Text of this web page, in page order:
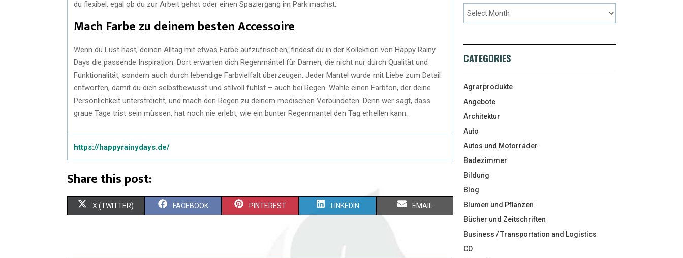
du flexibel, egal ob du zur Arbeit gehst oder einen Spaziergang im Park machst.
Mach Farbe zu deinem besten Accessoire
Wenn du Lust hast, deinen Alltag mit etwas Farbe aufzufrischen, findest du in der Kollektion von Happy Rainy
Days die passende Inspiration. Dort erwarten dich Regenmäntel für Damen, die nicht nur durch Qualität und
Funktionalität, sondern auch durch lebendige Farbvielfalt überzeugen. Jeder Mantel wurde mit Liebe zum Detail
entworfen, damit du dich selbstbewusst und stilvoll fühlst – auch bei Regen. Wähle einen Farbton, der deine
Persönlichkeit unterstreicht, und mach den Regen zu deinem modischen Verbündeten. Denn wer sagt, dass
graue Tage trist sein müssen, hat noch nie erlebt, wie ein bunter Regenmantel den Tag erhellen kann.
https://happyrainydays.de/
Share this post:
X (TWITTER) FACEBOOK PINTEREST LINKEDIN EMAIL
CATEGORIES
Agrarprodukte
Angebote
Architektur
Auto
Autos und Motorräder
Badezimmer
Bildung
Blog
Blumen und Pflanzen
Bücher und Zeitschriften
Business / Transportation and Logistics
CD